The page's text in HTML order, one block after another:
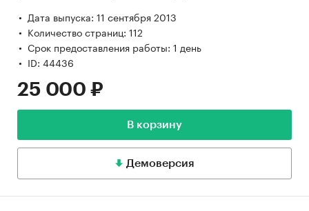
Дата выпуска: 11 сентября 2013
Количество страниц: 112
Срок предоставления работы: 1 день
ID: 44436
25 000 ₽
В корзину
Демоверсия